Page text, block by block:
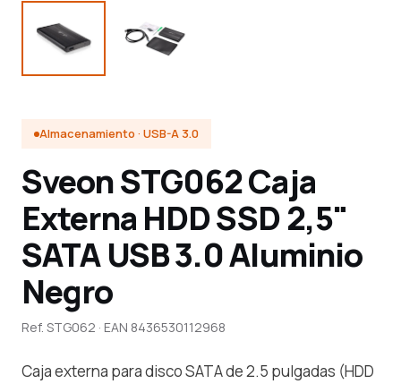
Almacenamiento · USB-A 3.0
Sveon STG062 Caja
Externa HDD SSD 2,5"
SATA USB 3.0 Aluminio
Negro
Ref. STG062 · EAN 8436530112968
Caja externa para disco SATA de 2.5 pulgadas (HDD